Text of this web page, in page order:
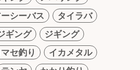
シーバス
タイラバ
ギング
ジギング
セ釣り
イカメタル